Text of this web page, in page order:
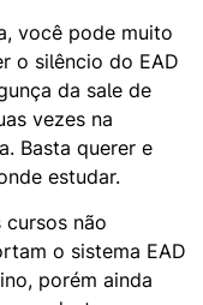
você pode muito
o silêncio do EAD
da sale de
vezes na
Basta querer e
estudar.
cursos não
o sistema EAD
porém ainda